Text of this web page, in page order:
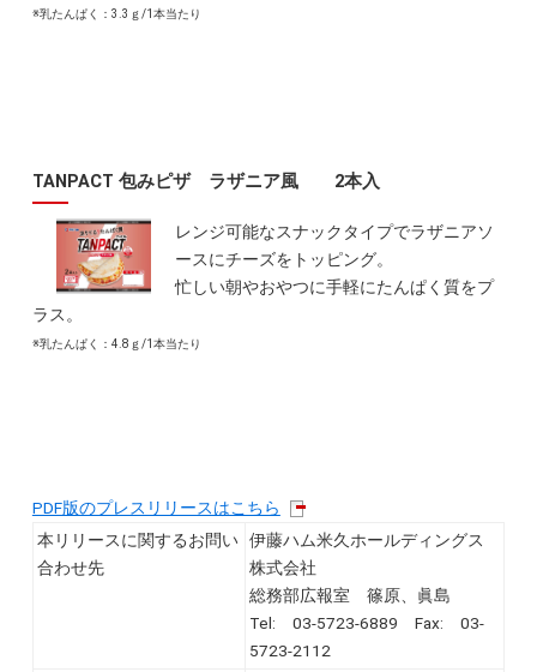
※乳たんぱく：3.3ｇ/1本当たり
TANPACT 包みピザ ラザニア風 2本入
レンジ可能なスナックタイプでラザニアソ
ースにチーズをトッピング。
忙しい朝やおやつに手軽にたんぱく質をプ
ラス。
※乳たんぱく：4.8ｇ/1本当たり
PDF版のプレスリリースはこちら
本リリースに関するお問い
合わせ先
伊藤ハム米久ホールディングス
株式会社
総務部広報室 篠原、眞島
Tel: 03-5723-6889 Fax: 03-
5723-2112